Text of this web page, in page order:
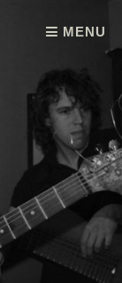
MENU